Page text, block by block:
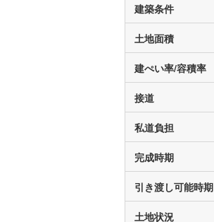
建築条件
土地面積
建ぺい率/容積率
接道
私道負担
完成時期
引き渡し可能時期
土地状況